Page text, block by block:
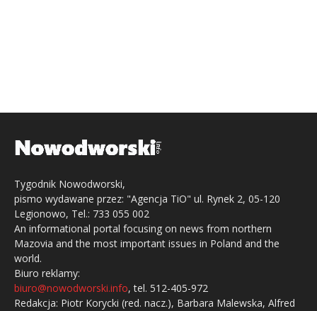
Tygodnik Nowodworski,
pismo wydawane przez: "Agencja TiO" ul. Rynek 2, 05-120
Legionowo, Tel.: 733 055 002
An informational portal focusing on news from northern
Mazovia and the most important issues in Poland and the
world.
Biuro reklamy:
biuro@nowodworski.info, tel. 512-405-972
Redakcja: Piotr Korycki (red. nacz.), Barbara Malewska, Alfred